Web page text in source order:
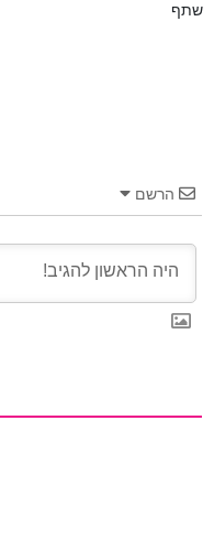
שתף
הרשם